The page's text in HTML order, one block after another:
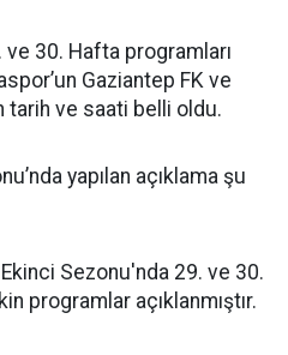
30. Hafta programları
Gaziantep FK ve
tarih ve saati belli oldu.
yapılan açıklama şu
Sezonu'nda 29. ve 30.
programlar açıklanmıştır.